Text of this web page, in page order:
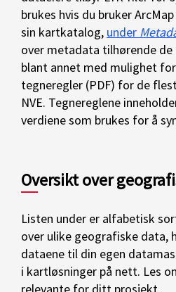
brukes hvis du bruker
sin kartkatalog, under
over metadata tilhørende
blant annet med mulighet
tegneregler (PDF) for de
NVE. Tegnereglene
verdiene som brukes for å
Oversikt over
Listen under er alfabetisk
over ulike geografiske data,
dataene til din egen
i kartløsninger på nett. Les
relevante for ditt prosjekt.